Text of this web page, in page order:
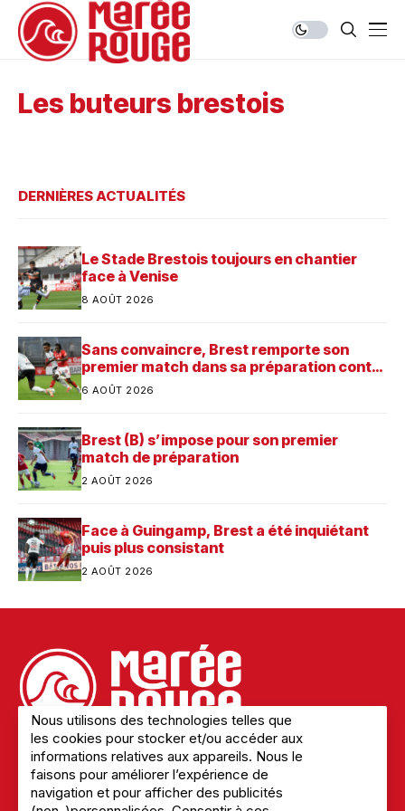
Les buteurs brestois
DERNIÈRES ACTUALITÉS
Le Stade Brestois toujours en chantier
face à Venise
8 AOÛT 2026
Sans convaincre, Brest remporte son
premier match dans sa préparation contre
Saint-Brieuc
6 AOÛT 2026
Brest (B) s’impose pour son premier
match de préparation
2 AOÛT 2026
Face à Guingamp, Brest a été inquiétant
puis plus consistant
2 AOÛT 2026
Mentions légales
Politique de confidentialité
Nous utilisons des technologies telles que
les cookies pour stocker et/ou accéder aux
informations relatives aux appareils. Nous le
faisons pour améliorer l’expérience de
navigation et pour afficher des publicités